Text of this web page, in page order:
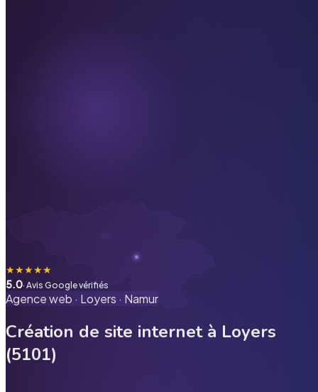
★★★★★
5.0· Avis Google vérifiés
Agence web · Loyers · Namur
Création de site internet à Loyers
(5101)